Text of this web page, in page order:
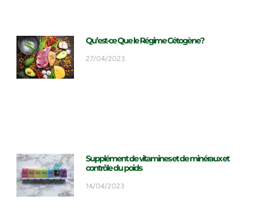
Qu’est-ce Que le Régime Cétogène?
27/04/2023
Supplément de vitamines et de minéraux et
contrôle du poids
14/04/2023